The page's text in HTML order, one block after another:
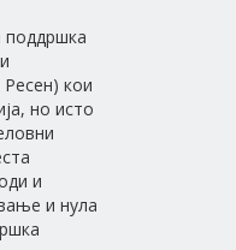
поддршка
кои
но исто
и
и нула